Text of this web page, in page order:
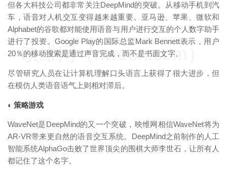
但各大科技公司都非常关注DeepMind的突破。从移动手机到汽
车，语音对人机交互变得越来越重要。亚马逊、苹果、微软和
Alphabet的谷歌都对能使用语音与用户进行交互的个人数字助手
进行了投资。Google Play的国际总监Mark Bennett表示，用户
20％的移动搜索是通过声音完成，而不是书面文字。
尽管研究人员在让计算机理解口头语言上获得了很大进步，但
在模仿人类语音语气上则相对滞后。
◐ 策略游戏
WaveNet是DeepMind的又一个突破，映维网相信WaveNet将为
AR-VR带来更自然的语音交互系统。DeepMind之前制作的人工
智能系统AlphaGo击败了世界顶尖的围棋大师李世石，让所有人
都记住了这个名字。
映维网（nweon.com）